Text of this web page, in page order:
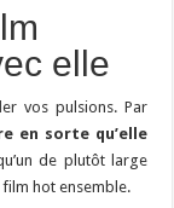
elle
vos pulsions. Par
en sorte qu’elle
de plutôt large
film hot ensemble.